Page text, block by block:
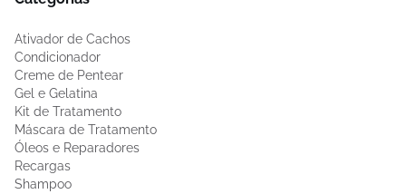
Ativador de Cachos
Condicionador
Creme de Pentear
Gel e Gelatina
Kit de Tratamento
Máscara de Tratamento
Óleos e Reparadores
Recargas
Shampoo